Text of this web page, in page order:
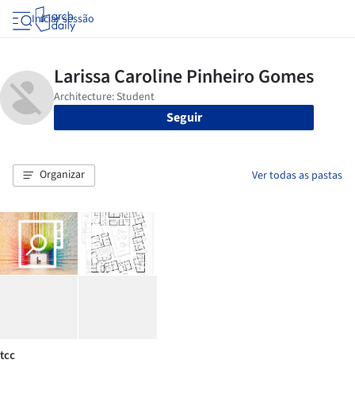
Iniciar sessão
Seguir
Organizar Ver todas as pastas
tcc